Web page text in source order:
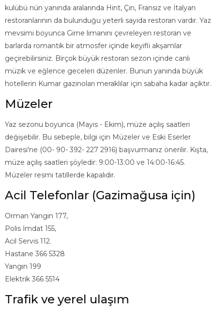
kulübü nün yanında aralarında Hint, Çin, Fransız ve İtalyan
restoranlarının da bulunduğu yeterli sayıda restoran vardır. Yaz
mevsimi boyunca Girne limanını çevreleyen restoran ve
barlarda romantik bir atmosfer içinde keyifli akşamlar
geçirebilirsiniz. Birçok büyük restoran sezon içinde canlı
müzik ve eğlence geceleri düzenler. Bunun yanında büyük
hotellerin Kumar gazinoları meraklılar için sabaha kadar açıktır.
Müzeler
Yaz sezonu boyunca (Mayıs - Ekim), müze açılış saatleri
değişebilir. Bu sebeple, bilgi için Müzeler ve Eski Eserler
Dairesi'ne (00- 90- 392- 227 2916) başvurmanız önerilir. Kışta,
müze açılış saatleri şöyledir: 9:00-13:00 ve 14:00-16:45.
Müzeler resmi tatillerde kapalıdır.
Acil Telefonlar (Gazimağusa için)
Orman Yangın 177,
Polis İmdat 155,
Acil Servis 112.
Hastane 366 5328
Yangın 199
Elektrik 366 5514
Trafik ve yerel ulaşım